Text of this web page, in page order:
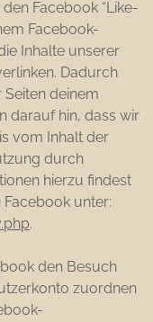
Facebook “Like-
Facebook-
Inhalte unserer
Dadurch
deinem
darauf hin, dass wir
vom Inhalt der
durch
hierzu findest
unter:
.
den Besuch
zuordnen